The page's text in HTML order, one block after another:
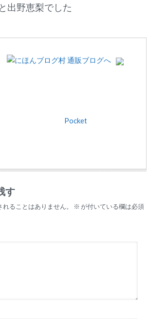
出野恵梨でした
Pocket
す
ることはありません。 ※ が付いている欄は必須